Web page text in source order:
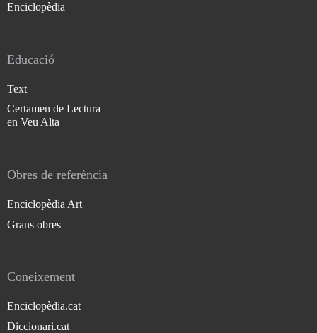
Enciclopèdia
Educació
Text
Certamen de Lectura
en Veu Alta
Obres de referència
Enciclopèdia Art
Grans obres
Coneixement
Enciclopèdia.cat
Diccionari.cat